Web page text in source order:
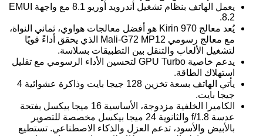
يعمل الهاتف بنظام تشغيل أندرويد أوريو 8.1 مع واجهة EMUI
8.2.
يُعد معالج Kirin 970 هو أفضل معالجات هواوي، ثماني النواة،
مع معالج رسومي Mali-G72 MP12 الذي يحقق أداءً قويًا
لتشغيل الألعاب والتنقل بين التطبيقات بسلاسة.
يدعم خاصية GPU Turbo لتحسين الأداء الرسومي مع تقليل
استهلاك الطاقة.
يأتي الهاتف بسعة تخزين 128 جيجا بايت وذاكرة عشوائية 4
جيجا بايت.
الكاميرا الخلفية مزدوجة، الأساسية 16 ميجا بيكسل بفتحة
عدسة f/1.8 والثانوية 24 ميجا بيكسل مخصصة للتصوير
بالأبيض والأسود، تدعم العزل والذكاء الاصطناعي. تستطيع